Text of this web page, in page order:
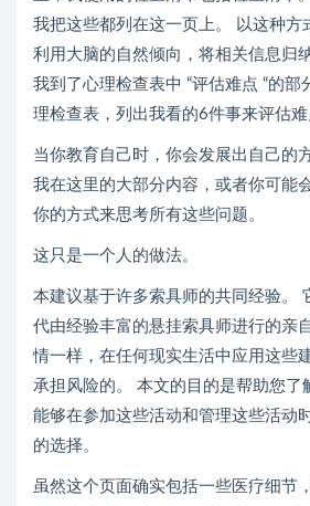
我把这些都列在这一页上。 以这种方
利用大脑的自然倾向，将相关信息归
我到了心理检查表中 “评估难点 “的部
理检查表，列出我看的6件事来评估难
当你教育自己时，你会发展出自己的
我在这里的大部分内容，或者你可能
你的方式来思考所有这些问题。
这只是一个人的做法。
本建议基于许多索具师的共同经验。
代由经验丰富的悬挂索具师进行的亲
情一样，在任何现实生活中应用这些
承担风险的。 本文的目的是帮助您了
能够在参加这些活动和管理这些活动
的选择。
虽然这个页面确实包括一些医疗细节